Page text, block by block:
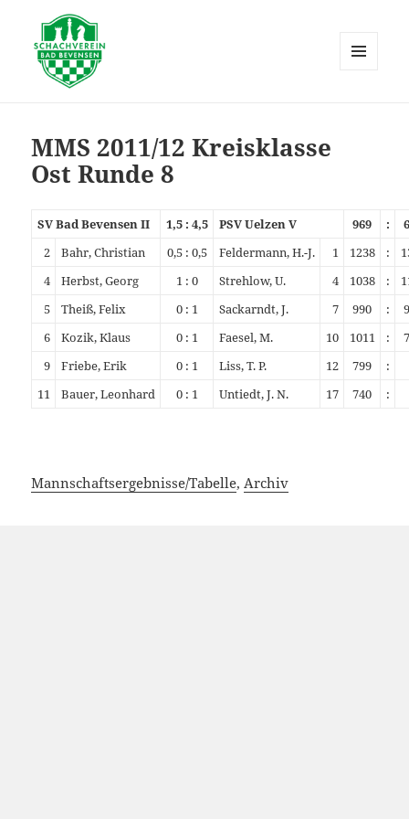
MMS 2011/12 Kreisklasse
Ost Runde 8
SV Bad Bevensen II 1,5 : 4,5 PSV Uelzen V 969 :
2
Bahr, Christian 0,5 : 0,5 Feldermann, H.-J. 1 1238 :
4
Herbst, Georg 1 : 0 Strehlow, U. 4 1038 :
5
Theiß, Felix 0 : 1 Sackarndt, J. 7 990 :
6
Kozik, Klaus 0 : 1 Faesel, M. 10 1011 :
9
Friebe, Erik 0 : 1 Liss, T. P. 12 799
:
11
Bauer, Leonhard 0 : 1 Untiedt, J. N. 17 740 :
Mannschaftsergebnisse/Tabelle,Archiv